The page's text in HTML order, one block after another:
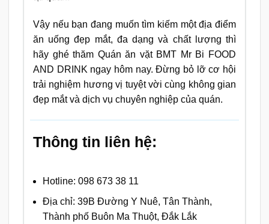
Vậy nếu bạn đang muốn tìm kiếm một địa điểm
ăn uống đẹp mắt, đa dạng và chất lượng thì
hãy ghé thăm Quán ăn vặt BMT Mr Bi FOOD
AND DRINK ngay hôm nay. Đừng bỏ lỡ cơ hội
trải nghiệm hương vị tuyệt vời cùng không gian
đẹp mắt và dịch vụ chuyên nghiệp của quán.
Thông tin liên hệ:
Hotline: 098 673 38 11
Địa chỉ: 39B Đường Y Nuê, Tân Thành,
Thành phố Buôn Ma Thuột, Đắk Lắk